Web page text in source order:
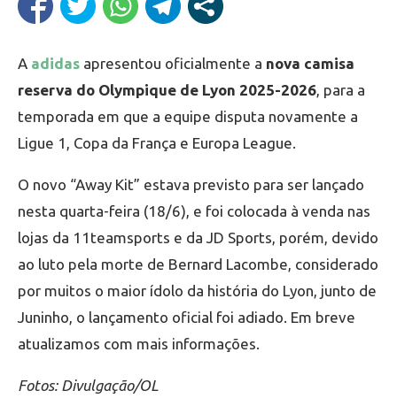
A adidas apresentou oficialmente a nova camisa
reserva do Olympique de Lyon 2025-2026, para a
temporada em que a equipe disputa novamente a
Ligue 1, Copa da França e Europa League.
O novo “Away Kit” estava previsto para ser lançado
nesta quarta-feira (18/6), e foi colocada à venda nas
lojas da 11teamsports e da JD Sports, porém, devido
ao luto pela morte de Bernard Lacombe, considerado
por muitos o maior ídolo da história do Lyon, junto de
Juninho, o lançamento oficial foi adiado. Em breve
atualizamos com mais informações.
Fotos: Divulgação/OL